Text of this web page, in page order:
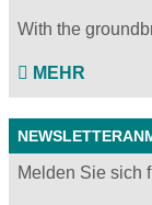
With the
MEHR
Melden Sie sich